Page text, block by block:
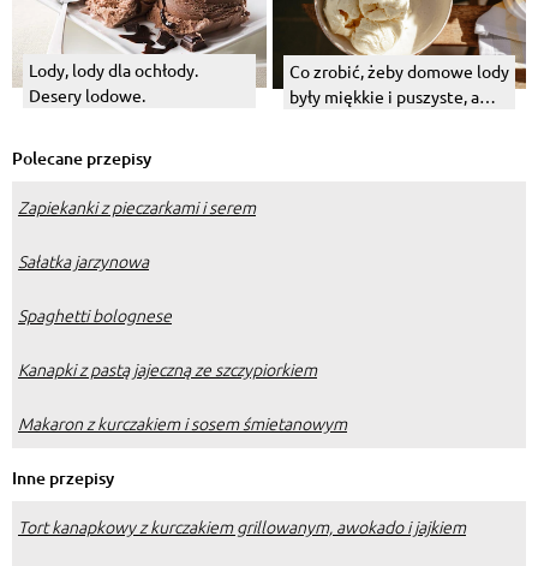
Lody, lody dla ochłody.
Desery lodowe.
Co zrobić, żeby domowe lody
były miękkie i puszyste, a
Polecane przepisy
Zapiekanki z pieczarkami i serem
Sałatka jarzynowa
Spaghetti bolognese
Kanapki z pastą jajeczną ze szczypiorkiem
Makaron z kurczakiem i sosem śmietanowym
Inne przepisy
Tort kanapkowy z kurczakiem grillowanym, awokado i jajkiem